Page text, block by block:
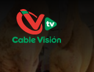
contenido